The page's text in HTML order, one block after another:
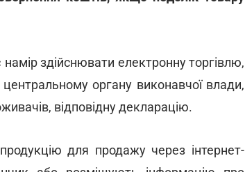
здійснювати електронну торгівлю,
органу виконавчої влади,
відповідну декларацію.
для продажу через інтернет-